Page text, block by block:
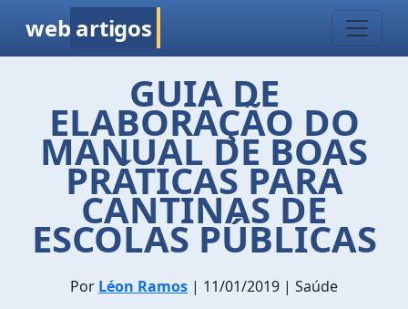
web artigos
GUIA DE
ELABORAÇÃO DO
MANUAL DE BOAS
PRÁTICAS PARA
CANTINAS DE
ESCOLAS PÚBLICAS
Por Léon Ramos | 11/01/2019 | Saúde